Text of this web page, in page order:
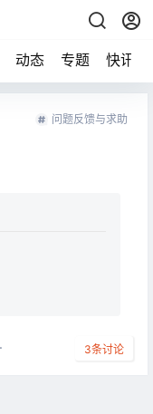
动态 专题 快讯
问题反馈与求助
3条讨论